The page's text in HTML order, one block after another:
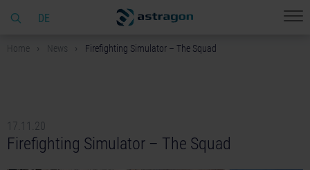
DE
Home News Firefighting Simulator – The Squad
17.11.20
Firefighting Simulator – The Squad